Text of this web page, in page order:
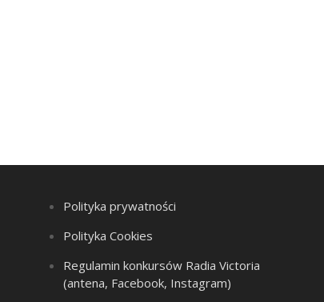
Polityka prywatności
Polityka Cookies
Regulamin konkursów Radia Victoria
(antena, Facebook, Instagram)